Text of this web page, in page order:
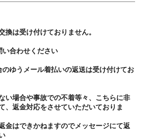
換は受け付けておりません。
い合わせください
ゆうメール着払いの返送は受け付けてお
い場合や事故での不着等々、こちらに非
、返金対応をさせていただいておりま
金はできかねますのでメッセージにて返